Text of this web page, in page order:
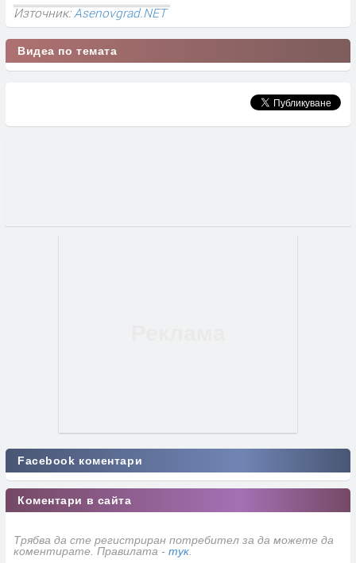
Източник:Asenovgrad.NET
Видеа по темата
Facebook коментари
Коментари в сайта
Трябва да сте регистриран потребител за да можете да
коментирате. Правилата - тук